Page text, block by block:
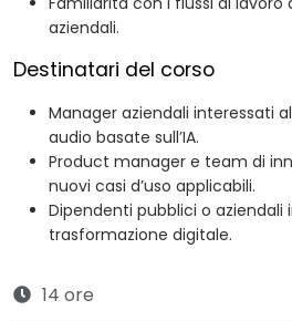
aziendali.
Destinatari del corso
Manager aziendali interessati
audio basate sull’IA.
Product manager e team di
nuovi casi d’uso applicabili.
Dipendenti pubblici o aziendali
trasformazione digitale.
14 ore